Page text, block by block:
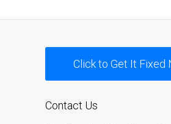
Click to Get It Fixed
Contact Us